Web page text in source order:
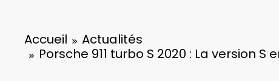
Accueil
Actualités
Porsche 911 turbo S 2020 : La version S